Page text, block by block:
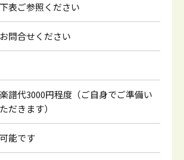
下表ご参照ください
お問合せください
楽譜代3000円程度（ご自身でご準備い
ただきます）
可能です